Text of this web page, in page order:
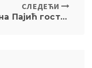
СЛЕДЕЋИ
Светлана Мирчов и Ивана Пајић гостовале у Инђији